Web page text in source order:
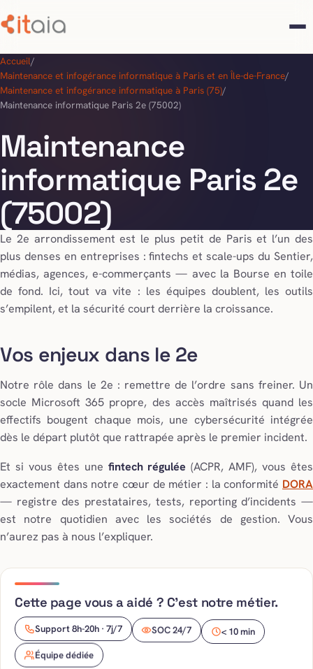
Accueil/
Maintenance et infogérance informatique à Paris et en Île-de-France/
Maintenance et infogérance informatique à Paris (75)/
Maintenance informatique Paris 2e (75002)
Maintenance
informatique Paris 2e
(75002)
Le 2e arrondissement est le plus petit de Paris et l’un des
plus denses en entreprises : fintechs et scale-ups du Sentier,
médias, agences, e-commerçants — avec la Bourse en toile
de fond. Ici, tout va vite : les équipes doublent, les outils
s’empilent, et la sécurité court derrière la croissance.
Vos enjeux dans le 2e
Notre rôle dans le 2e : remettre de l’ordre sans freiner. Un
socle Microsoft 365 propre, des accès maîtrisés quand les
effectifs bougent chaque mois, une cybersécurité intégrée
dès le départ plutôt que rattrapée après le premier incident.
Et si vous êtes une fintech régulée (ACPR, AMF), vous êtes
exactement dans notre cœur de métier : la conformité DORA
— registre des prestataires, tests, reporting d’incidents —
est notre quotidien avec les sociétés de gestion. Vous
n’aurez pas à nous l’expliquer.
Cette page vous a aidé ? C’est notre métier.
Support 8h-20h · 7j/7 SOC 24/7 < 10 min
Équipe dédiée